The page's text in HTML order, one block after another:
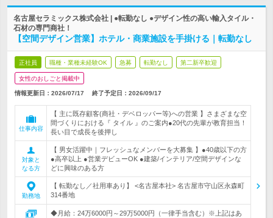
名古屋セラミックス株式会社 | ●転勤なし ●デザイン性の高い輸入タイル・
石材の専門商社！
【空間デザイン営業】ホテル・商業施設を手掛ける｜転勤なし
正社員 職種・業種未経験OK 急募 転勤なし 第二新卒歓迎
女性のおしごと掲載中
情報更新日：2026/07/17 終了予定日： 2026/09/17
仕事内容
【 主に既存顧客(商社・デベロッパー等)への営業 】さまざまな空
間づくりにおける『 タイル 』のご案内●20代の先輩が教育担当！
長い目で成長を後押し
対象と
なる方
【 男女活躍中｜フレッシュなメンバーを大募集 】●40歳以下の方
●高卒以上 ●営業デビューOK ●建築/インテリア/空間デザインな
どに興味のある方
勤務地
【 転勤なし／社用車あり】 <名古屋本社> 名古屋市守山区永森町
314番地
◆月給：24万6000円～29万5000円（一律手当含む）※上記はあ